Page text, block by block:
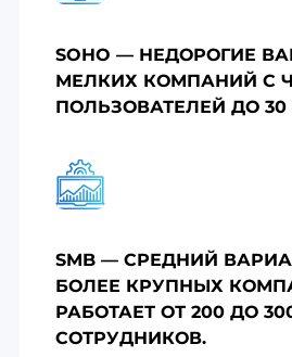
SOHO — НЕДОРОГИЕ
МЕЛКИХ КОМПАНИЙ С
ПОЛЬЗОВАТЕЛЕЙ ДО 30
SMB — СРЕДНИЙ
БОЛЕЕ КРУПНЫХ
РАБОТАЕТ ОТ 200 ДО
СОТРУДНИКОВ.